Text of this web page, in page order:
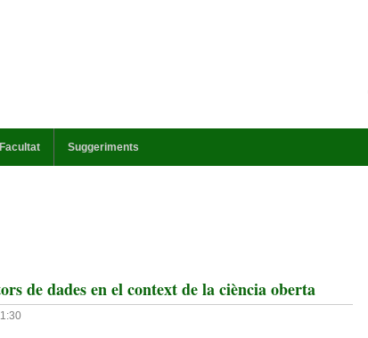
Suggeriments
de dades en el context de la ciència oberta